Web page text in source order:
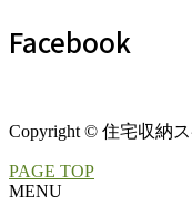
Facebook
Copyright © 住宅収納
PAGE TOP
MENU